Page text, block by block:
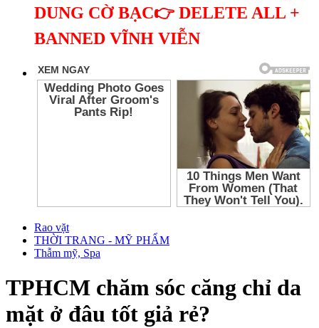
DUNG CỜ BẠC👉 DELETE ALL +
BANNED VĨNH VIỄN
Rao vặt
THỜI TRANG - MỸ PHẨM
Thẫm mỹ, Spa
TPHCM chăm sóc căng chỉ da
mặt ở đâu tốt giả rẻ?